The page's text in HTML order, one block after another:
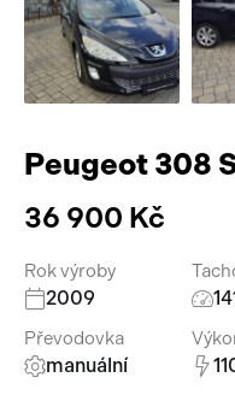
Peugeot 308
36 900 Kč
Rok výroby
2009
Převodovka
manuální